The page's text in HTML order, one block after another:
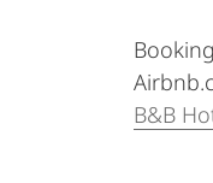
B&B